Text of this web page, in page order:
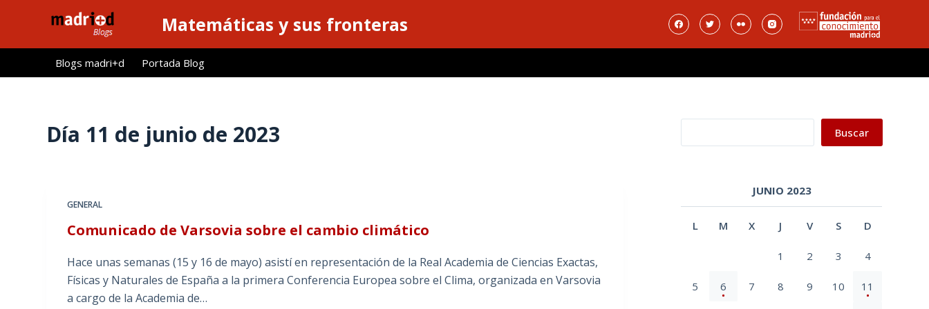
l
Matemáticas y sus fronteras
Blogs madri+d Portada Blog
Día 11 de junio de 2023
GENERAL
Comunicado de Varsovia sobre el cambio climático
Hace unas semanas (15 y 16 de mayo) asistí en representación de la Real Academia de Ciencias Exactas,
Físicas y Naturales de España a la primera Conferencia Europea sobre el Clima, organizada en Varsovia
a cargo de la Academia de…
Buscar
JUNIO 2023
L M X J V S D
1 2 3 4
5 6 7 8 9 10 11